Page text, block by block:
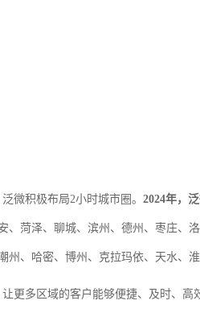
微积极布局2小时城市圈。 2024年，
、菏泽、聊城、滨州、德州、枣庄、
州、哈密、博州、克拉玛依、天水、
更多区域的客户能够便捷、及时、高